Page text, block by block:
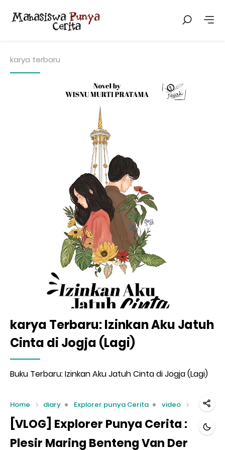
karya terbaru
karya Terbaru: Izinkan Aku Jatuh
Cinta di Jogja (Lagi)
Buku Terbaru: Izinkan Aku Jatuh Cinta di Jogja (Lagi)
Home diary Explorer punya Cerita video
[VLOG] Explorer Punya Cerita :
Plesir Maring Benteng Van Der